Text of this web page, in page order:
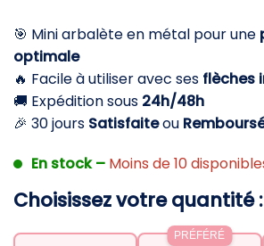
initial
était :
24,90 €.
est
🎯 Mini arbalète en métal pour une
optimale
🔥 Facile à utiliser avec ses flèches
🚚 Expédition sous 24h/48h
🎉 30 jours Satisfaiteou
En stock – Moins de 10
Choisissez votre quantité :
PRÉFÉRÉ